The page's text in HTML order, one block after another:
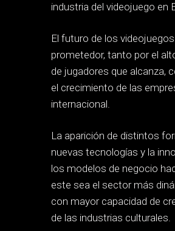
industria del videojuego en
El futuro de los
prometedor, tanto por el
de jugadores que alcanza,
el crecimiento de las
internacional.
La aparición de distintos
nuevas tecnologías y la
los modelos de negocio
este sea el sector más
con mayor capacidad de
de las industrias culturales.